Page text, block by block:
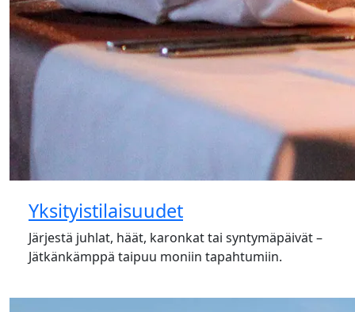
Yksityistilaisuudet
Järjestä juhlat, häät, karonkat tai syntymäpäivät –
Jätkänkämppä taipuu moniin tapahtumiin.